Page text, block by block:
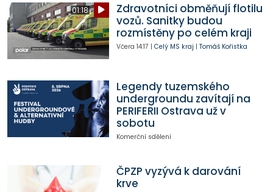
01:18
Zdravotníci obměňují flotilu
vozů. Sanitky budou
rozmístěny po celém kraji
Včera 14:17 | Celý MS kraj | Tomáš Kořistka
Legendy tuzemského
undergroundu zavítají na
PERIFERII Ostrava už v
sobotu
Komerční sdělení
ČPZP vyzývá k darování
krve